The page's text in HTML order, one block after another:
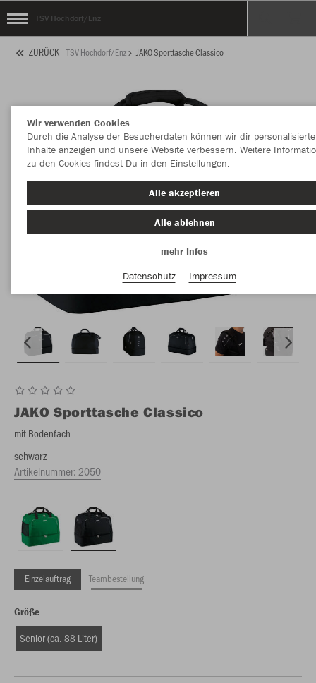
TSV Hochdorf/Enz
ZURÜCK TSV Hochdorf/Enz JAKO Sporttasche Classico
JAKO Sporttasche Classico
mit Bodenfach
schwarz
Artikelnummer: 2050
Einzelauftrag Teambestellung
Größe
Senior (ca. 88 Liter)
Wir verwenden Cookies
Durch die Analyse der Besucherdaten können wir dir personalisierte
Inhalte anzeigen und unsere Website verbessern. Weitere
zu den Cookies findest Du in den Einstellungen.
Alle akzeptieren
Alle ablehnen
mehr Infos
Datenschutz
Impressum